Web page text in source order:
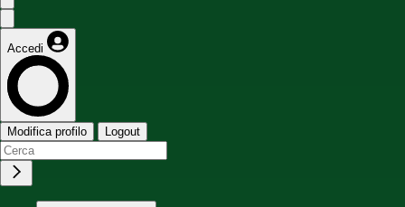
Accedi
Modifica profilo Logout